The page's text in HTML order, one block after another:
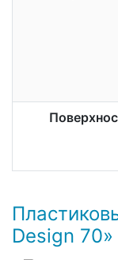
Design 70»